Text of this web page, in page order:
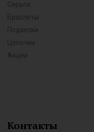
Серьги
Браслеты
Подвески
Цепочки
Акции
Контакты